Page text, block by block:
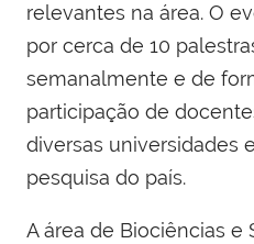
relevantes na área. O
por cerca de 10
semanalmente e de
participação de
diversas universidades
pesquisa do país.
A área de Biociências e